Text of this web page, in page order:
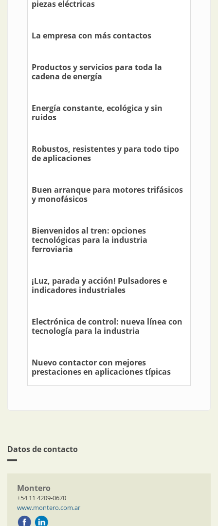
piezas eléctricas
La empresa con más contactos
Productos y servicios para toda la
cadena de energía
Energía constante, ecológica y sin
ruidos
Robustos, resistentes y para todo tipo
de aplicaciones
Buen arranque para motores trifásicos
y monofásicos
Bienvenidos al tren: opciones
tecnológicas para la industria
ferroviaria
¡Luz, parada y acción! Pulsadores e
indicadores industriales
Electrónica de control: nueva línea con
tecnología para la industria
Nuevo contactor con mejores
prestaciones en aplicaciones típicas
Datos de contacto
Montero
+54 11 4209-0670
www.montero.com.ar